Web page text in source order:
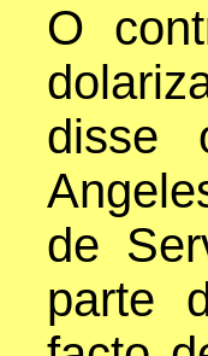
O
disse
de
parte